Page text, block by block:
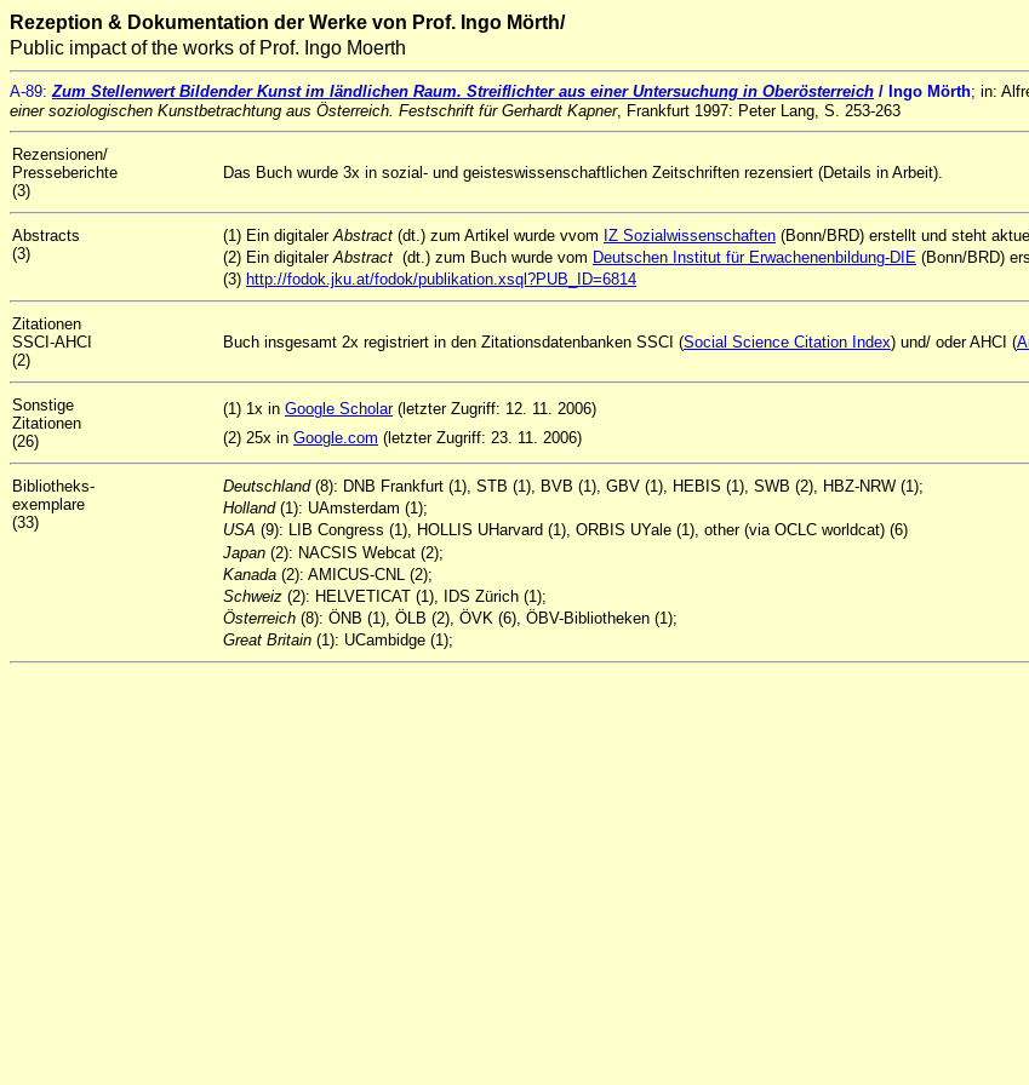
Rezeption & Dokumentation der Werke von Prof. Ingo Mörth/
Public impact of the works of Prof. Ingo Moerth
A-89:Zum Stellenwert Bildender Kunst im ländlichen Raum. Streiflichter aus einer Untersuchung in Oberösterreich / Ingo Mörth; in:
einer soziologischen Kunstbetrachtung aus Österreich. Festschrift für Gerhardt Kapner, Frankfurt 1997: Peter Lang, S. 253-263
Rezensionen/
Presseberichte
(3)
Das Buch wurde 3x in sozial- und geisteswissenschaftlichen Zeitschriften rezensiert (Details in Arbeit).
Abstracts
(3)
(1) Ein digitalerAbstract (dt.) zum Artikel wurde vvom IZ Sozialwissenschaften (Bonn/BRD) erstellt und steht
(2) Ein digitalerAbstract (dt.) zum Buch wurde vom Deutschen Institut für Erwachenenbildung-DIE (Bonn/BRD)
(3) http://fodok.jku.at/fodok/publikation.xsql?PUB_ID=6814
Zitationen
SSCI-AHCI
(2)
Buch insgesamt 2x registriert in den Zitationsdatenbanken SSCI (Social Science Citation Index) und/ oder AHCI (
Sonstige
Zitationen
(26)
(1) 1x in Google Scholar(letzter Zugriff: 12. 11. 2006)
(2) 25x in Google.com (letzter Zugriff: 23. 11. 2006)
Bibliotheks-
exemplare
(33)
Deutschland (8): DNB Frankfurt (1), STB (1), BVB (1), GBV (1), HEBIS (1), SWB (2), HBZ-NRW (1);
Holland(1): UAmsterdam (1);
USA (9): LIB Congress (1), HOLLIS UHarvard (1), ORBIS UYale (1), other (via OCLC worldcat) (6)
Japan (2): NACSIS Webcat (2);
Kanada (2): AMICUS-CNL (2);
Schweiz (2): HELVETICAT (1), IDS Zürich (1);
Österreich (8): ÖNB (1), ÖLB (2), ÖVK (6), ÖBV-Bibliotheken (1);
Great Britain (1): UCambidge (1);